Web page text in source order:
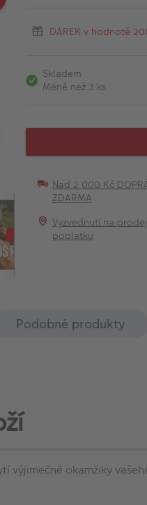
DÁREK v hodnotě
Skladem
Méně než 3 ks
Nad 2 000 Kč
ZDARMA
Vyzvednutí na
poplatku
Podobné produkty
výjimečné okamžiky